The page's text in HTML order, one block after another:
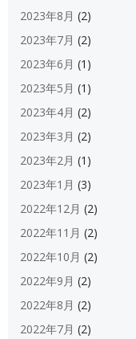
2023年8月 (2)
2023年7月 (2)
2023年6月 (1)
2023年5月 (1)
2023年4月 (2)
2023年3月 (2)
2023年2月 (1)
2023年1月 (3)
2022年12月 (2)
2022年11月 (2)
2022年10月 (2)
2022年9月 (2)
2022年8月 (2)
2022年7月 (2)